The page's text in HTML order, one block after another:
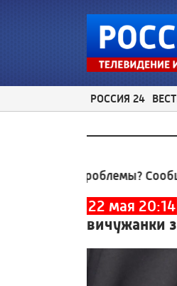
РОССИЯ 24
проблемы? Сообщите о
22 мая 20:14
вичужанки